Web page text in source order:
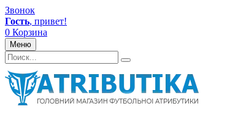
Звонок
Гость, привет!
0 Корзина
Меню